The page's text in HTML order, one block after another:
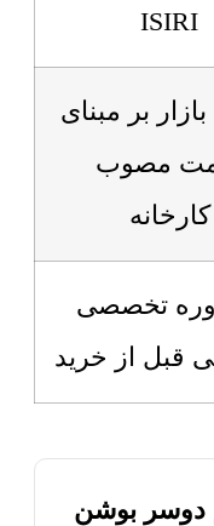
ISIRI
بر مبنای
مصوب
کارخانه
تخصصی
قبل از خرید
دوسر بوشن